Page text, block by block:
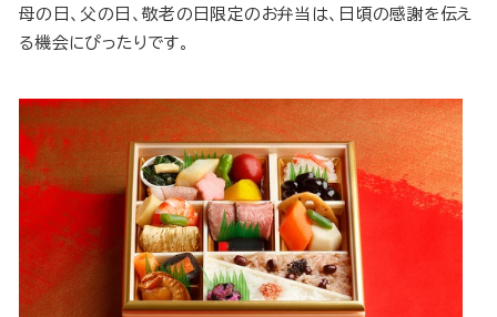
母の日、父の日、敬老の日限定のお弁当は、日頃の感謝を伝え
る機会にぴったりです。